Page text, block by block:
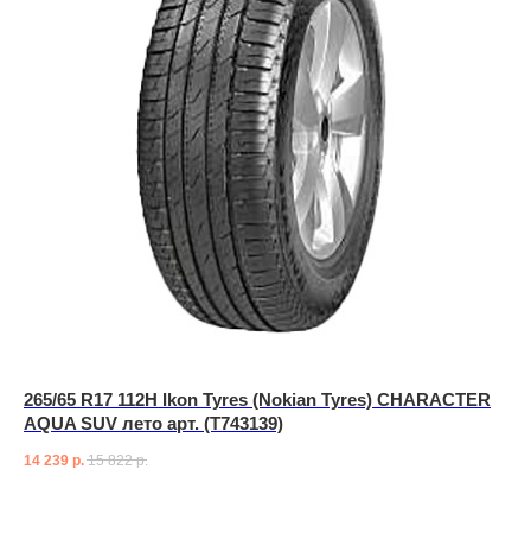
265/65 R17 112H Ikon Tyres (Nokian Tyres) CHARACTER
AQUA SUV лето арт. (T743139)
14 239 р. 15 822 р.